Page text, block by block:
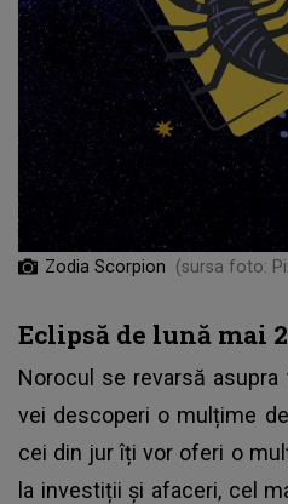
Zodia Scorpion (sursa foto:
Eclipsă de lună mai
Norocul se revarsă asupra
vei descoperi o mulțime
cei din jur îți vor oferi o
la investiții și afaceri, cel